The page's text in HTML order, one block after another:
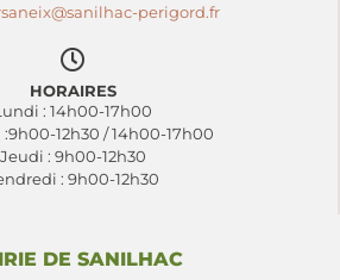
perigord.fr
HORAIRES
: 14h00-17h00
12h30 / 14h00-17h00
Jeudi : 9h00-12h30
: 9h00-12h30
DE SANILHAC